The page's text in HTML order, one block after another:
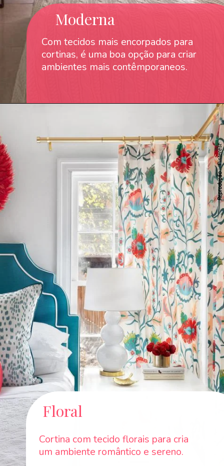
Moderna
Com tecidos mais encorpados para
cortinas, é uma boa opção para criar
ambientes mais contêmporaneos.
Floral
Cortina com tecido florais para cria
um ambiente romântico e sereno.
Reprodução
: Pinterest